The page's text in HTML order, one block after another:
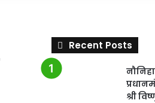
Recent Posts
श्री